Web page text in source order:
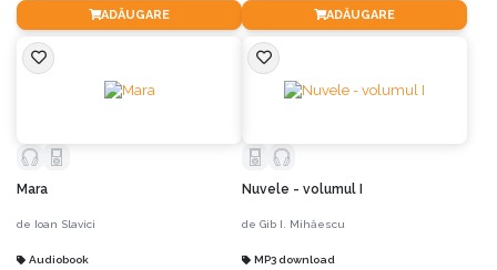
ADĂUGARE ADĂUGARE
Mara
de Ioan Slavici
Audiobook
Nuvele - volumul I
de Gib I. Mihăescu
MP3 download